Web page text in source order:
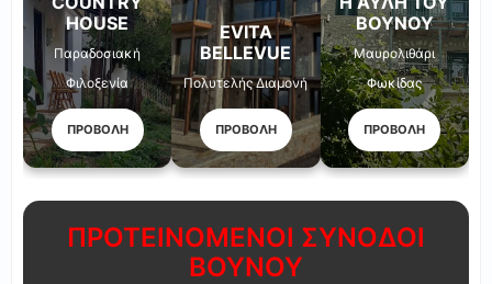
HOUSE
Παραδοσιακή
Φιλοξενία
ΠΡΟΒΟΛΗ
EVITA
BELLEVUE
Πολυτελής Διαμονή
ΠΡΟΒΟΛΗ
ΒΟΥΝΟΎ
Μαυρολιθάρι
Φωκίδας
ΠΡΟΒΟΛΗ
ΠΡΟΤΕΙΝΟΜΕΝΟΙ ΣΥΝΟΔΟΙ
ΒΟΥΝΟΥ